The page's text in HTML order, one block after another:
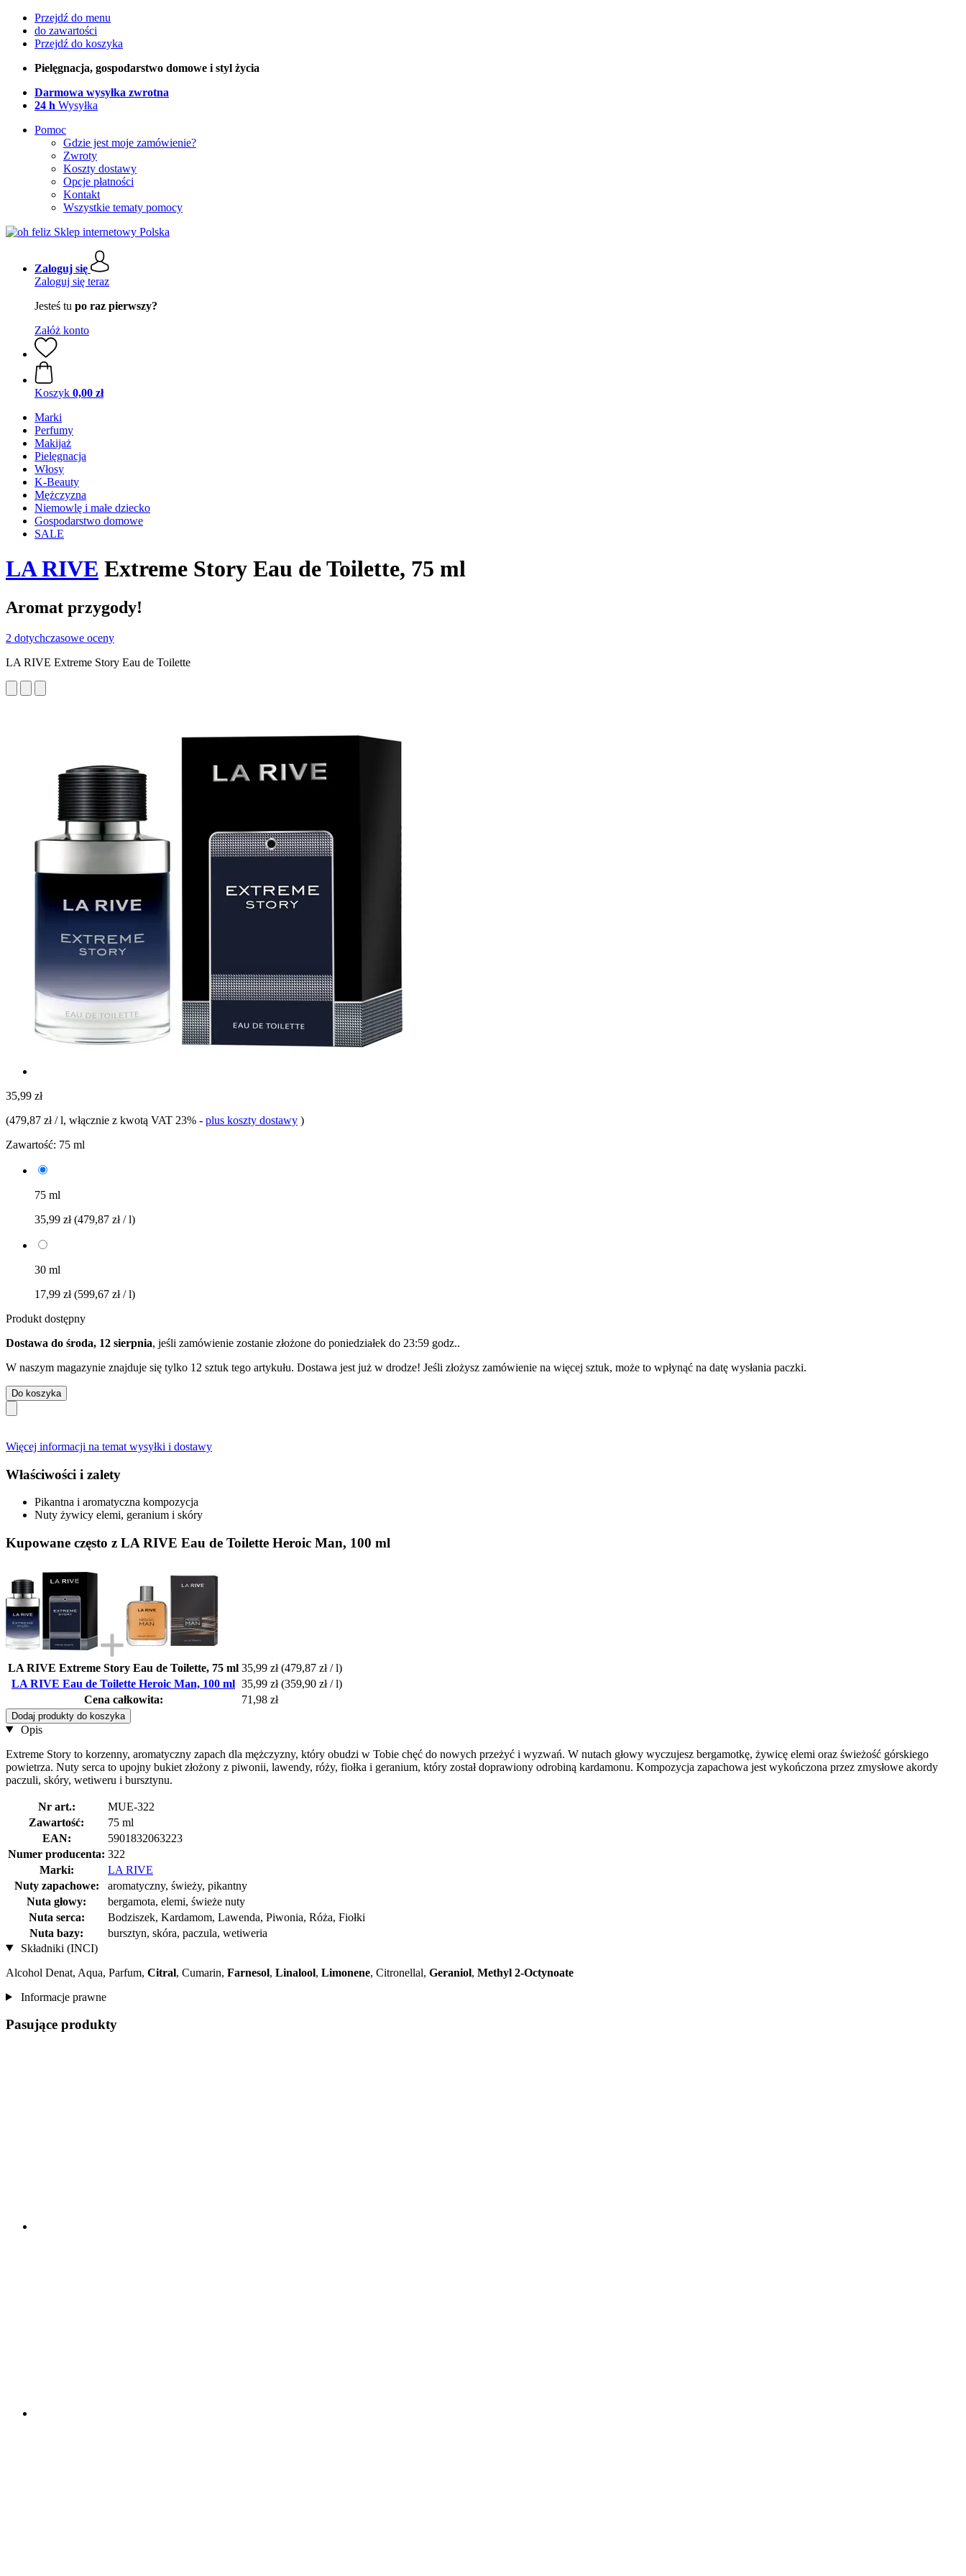
Przejdź do menu
do zawartości
Przejdź do koszyka
Pielęgnacja, gospodarstwo domowe i styl życia
Darmowa wysyłka zwrotna
24 h Wysyłka
Pomoc
Gdzie jest moje zamówienie?
Zwroty
Koszty dostawy
Opcje płatności
Kontakt
Wszystkie tematy pomocy
Zaloguj się
Zaloguj się teraz
Jesteś tu po raz pierwszy?
Załóż konto
Koszyk 0,00 zł
Marki
Perfumy
Makijaż
Pielęgnacja
Włosy
K-Beauty
Mężczyzna
Niemowlę i małe dziecko
Gospodarstwo domowe
SALE
LA RIVE Extreme Story Eau de Toilette, 75 ml
Aromat przygody!
2 dotychczasowe oceny
LA RIVE Extreme Story Eau de Toilette
35,99 zł
(479,87 zł / l, włącznie z kwotą VAT 23% - plus koszty dostawy )
Zawartość: 75 ml
75 ml
35,99 zł(479,87 zł / l)
30 ml
17,99 zł(599,67 zł / l)
Produkt dostępny
Dostawa do środa, 12 sierpnia, jeśli zamówienie zostanie złożone do poniedziałek do 23:59 godz..
W naszym magazynie znajduje się tylko 12 sztuk tego artykułu. Dostawa jest już w drodze! Jeśli złożysz zamówienie na więcej sztuk, może to wpłynąć na datę wysłania paczki.
Do koszyka
Więcej informacji na temat wysyłki i dostawy
Właściwości i zalety
Pikantna i aromatyczna kompozycja
Nuty żywicy elemi, geranium i skóry
Kupowane często z LA RIVE Eau de Toilette Heroic Man, 100 ml
LA RIVE Extreme Story Eau de Toilette, 75 ml 35,99 zł (479,87 zł / l)
LA RIVE Eau de Toilette Heroic Man, 100 ml 35,99 zł (359,90 zł / l)
Cena całkowita:
71,98 zł
Dodaj produkty do koszyka
Opis
Extreme Story to korzenny, aromatyczny zapach dla mężczyzny, który obudzi w Tobie chęć do nowych przeżyć i wyzwań. W nutach głowy wyczujesz bergamotkę, żywicę elemi oraz świeżość górskiego
powietrza. Nuty serca to upojny bukiet złożony z piwonii, lawendy, róży, fiołka i geranium, który został doprawiony odrobiną kardamonu. Kompozycja zapachowa jest wykończona przez zmysłowe akordy
paczuli, skóry, wetiweru i bursztynu.
Nr art.:
MUE-322
Zawartość:
75 ml
EAN:
5901832063223
Numer producenta: 322
Marki:
LA RIVE
Nuty zapachowe:
aromatyczny, świeży, pikantny
Nuta głowy:
bergamota, elemi, świeże nuty
Nuta serca:
Bodziszek, Kardamom, Lawenda, Piwonia, Róża, Fiołki
Nuta bazy:
bursztyn, skóra, paczula, wetiweria
Składniki (INCI)
Alcohol Denat, Aqua, Parfum, Citral, Cumarin, Farnesol, Linalool, Limonene, Citronellal, Geraniol, Methyl 2-Octynoate
Informacje prawne
Pasujące produkty